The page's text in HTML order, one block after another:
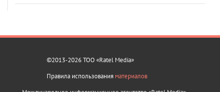
©2013-2026 ТОО «Ratel Media»
Правила использования материалов